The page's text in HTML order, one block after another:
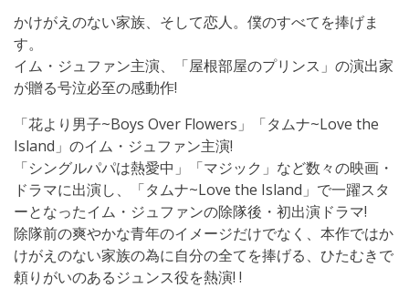
かけがえのない家族、そして恋人。僕のすべてを捧げま
す。
イム・ジュファン主演、「屋根部屋のプリンス」の演出家
が贈る号泣必至の感動作!
「花より男子~Boys Over Flowers」「タムナ~Love the
Island」のイム・ジュファン主演!
「シングルパパは熱愛中」「マジック」など数々の映画・
ドラマに出演し、「タムナ~Love the Island」で一躍スタ
ーとなったイム・ジュファンの除隊後・初出演ドラマ!
除隊前の爽やかな青年のイメージだけでなく、本作ではか
けがえのない家族の為に自分の全てを捧げる、ひたむきで
頼りがいのあるジュンス役を熱演! !